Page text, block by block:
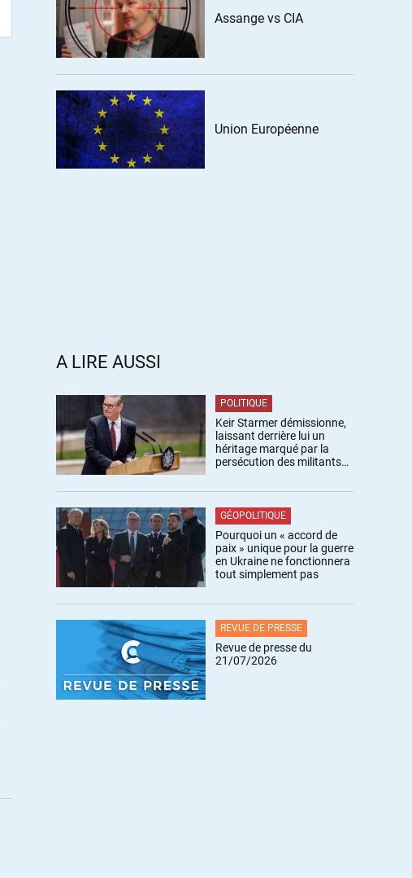
Assange vs CIA
Union Européenne
A LIRE AUSSI
POLITIQUE
Keir Starmer démissionne,
laissant derrière lui un
héritage marqué par la
persécution des militants
GÉOPOLITIQUE
Pourquoi un « accord de
paix » unique pour la guerre
en Ukraine ne fonctionnera
tout simplement pas
REVUE DE PRESSE
Revue de presse du
21/07/2026